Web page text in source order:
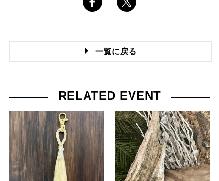
一覧に戻る
RELATED EVENT